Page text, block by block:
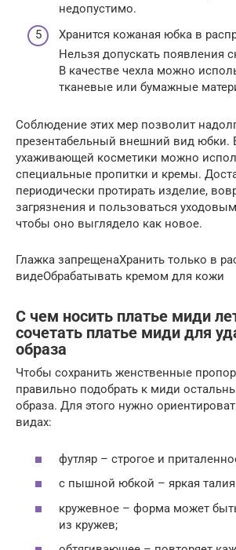
недопустимо.
Хранится кожаная юбка в
Нельзя допускать появления
В качестве чехла можно
тканевые или бумажные
Соблюдение этих мер позволит
презентабельный внешний вид юбки.
ухаживающей косметики можно
специальные пропитки и кремы.
периодически протирать изделие,
загрязнения и пользоваться
чтобы оно выглядело как новое.
Глажка запрещенаХранить только в
видеОбрабатывать кремом для кожи
С чем носить платье миди
сочетать платье миди для
образа
Чтобы сохранить женственные
правильно подобрать к миди
образа. Для этого нужно
видах:
футляр – строгое и
с пышной юбкой – яркая
кружевное – форма может
из кружев;